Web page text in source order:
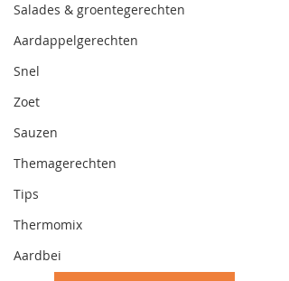
Salades & groentegerechten
Aardappelgerechten
Snel
Zoet
Sauzen
Themagerechten
Tips
Thermomix
Aardbei